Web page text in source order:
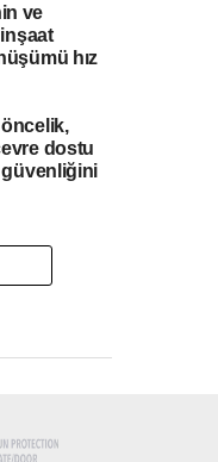
ve
hız
dostu
güvenliğini